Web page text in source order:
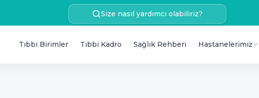
Size nasıl yardımcı olabiliriz?
Tıbbi Birimler Tıbbi Kadro Sağlık Rehberi Hastanelerimiz